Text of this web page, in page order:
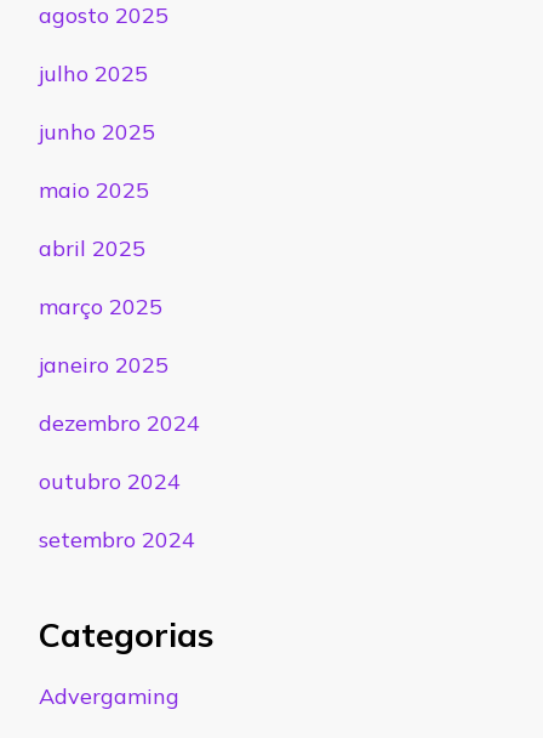
agosto 2025
julho 2025
junho 2025
maio 2025
abril 2025
março 2025
janeiro 2025
dezembro 2024
outubro 2024
setembro 2024
Categorias
Advergaming